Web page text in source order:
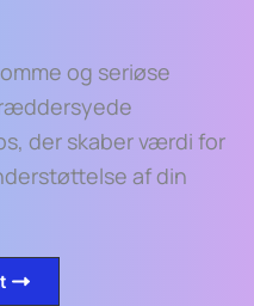
og seriøse
der skaber værdi for
af din